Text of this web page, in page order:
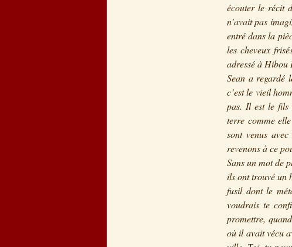
écouter le récit
n’avait pas
entré dans la
les cheveux
adressé à Hibou
Sean a regardé
c’est le vieil
pas. Il est le fils
terre comme
sont venus
revenons à ce
Sans un mot de
ils ont trouvé un
fusil dont le
voudrais te
promettre,
où il avait vécu